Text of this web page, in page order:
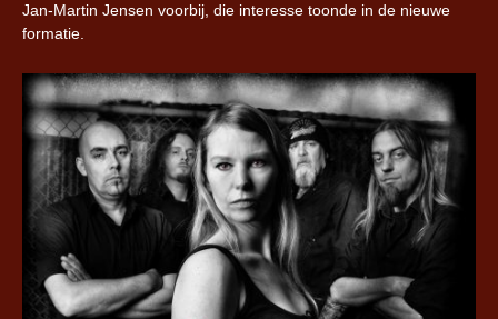
Jan-Martin Jensen voorbij, die interesse toonde in de nieuwe
formatie.